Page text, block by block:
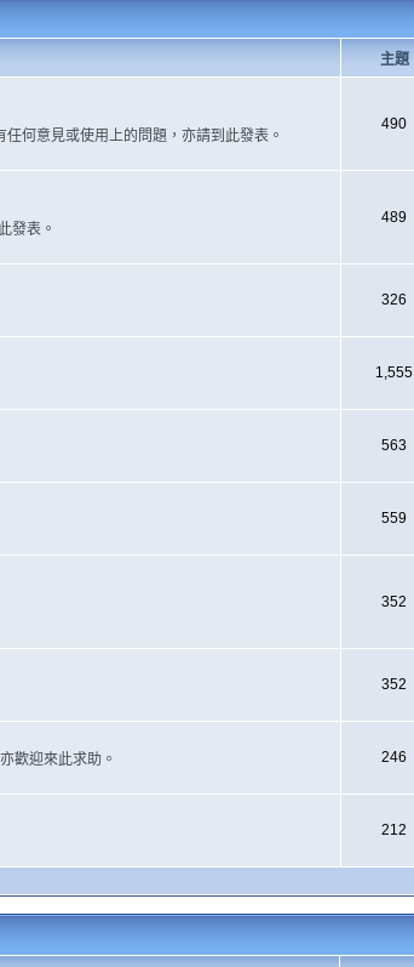
主題
何意見或使用上的問題，亦請到此發表。
490
發表。
489
326
1,555
563
559
352
352
歡迎來此求助。
246
212